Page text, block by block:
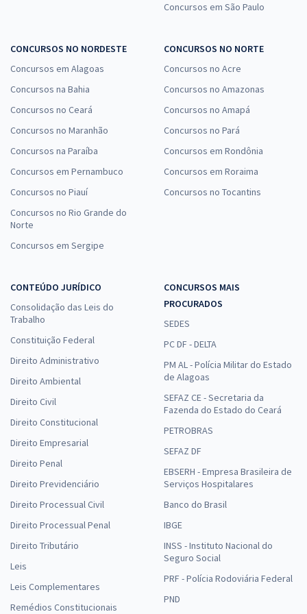
Concursos em São Paulo
CONCURSOS NO NORDESTE
Concursos em Alagoas
Concursos na Bahia
Concursos no Ceará
Concursos no Maranhão
Concursos na Paraíba
Concursos em Pernambuco
Concursos no Piauí
Concursos no Rio Grande do
Norte
Concursos em Sergipe
CONCURSOS NO NORTE
Concursos no Acre
Concursos no Amazonas
Concursos no Amapá
Concursos no Pará
Concursos em Rondônia
Concursos em Roraima
Concursos no Tocantins
CONTEÚDO JURÍDICO
Consolidação das Leis do
Trabalho
Constituição Federal
Direito Administrativo
Direito Ambiental
Direito Civil
Direito Constitucional
Direito Empresarial
Direito Penal
Direito Previdenciário
Direito Processual Civil
Direito Processual Penal
Direito Tributário
Leis
Leis Complementares
Remédios Constitucionais
CONCURSOS MAIS
PROCURADOS
SEDES
PC DF - DELTA
PM AL - Polícia Militar do Estado
de Alagoas
SEFAZ CE - Secretaria da
Fazenda do Estado do Ceará
PETROBRAS
SEFAZ DF
EBSERH - Empresa Brasileira de
Serviços Hospitalares
Banco do Brasil
IBGE
INSS - Instituto Nacional do
Seguro Social
PRF - Polícia Rodoviária Federal
PND